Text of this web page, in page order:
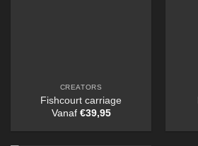
CREATORS
Fishcourt carriage
Vanaf €39,95